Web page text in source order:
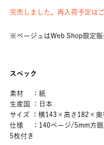
完売しました。再入荷予定はご
※ベージュはWeb Shop限定販
スペック
素材 ：紙
生産国 ：日本
サイズ ：横143×高さ182×奥
仕様 ：140ページ/5mm方眼
5枚付き